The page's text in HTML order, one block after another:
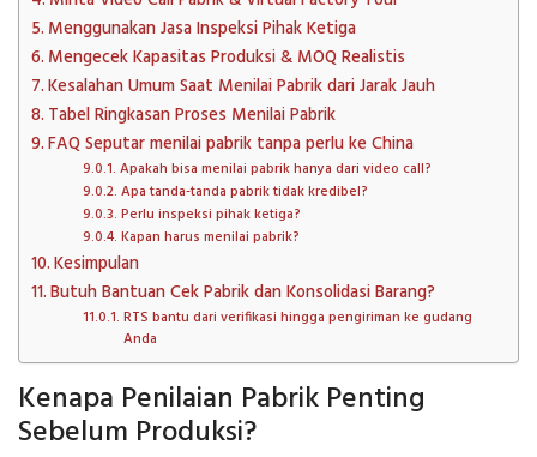
Menggunakan Jasa Inspeksi Pihak Ketiga
Mengecek Kapasitas Produksi & MOQ Realistis
Kesalahan Umum Saat Menilai Pabrik dari Jarak Jauh
Tabel Ringkasan Proses Menilai Pabrik
FAQ Seputar menilai pabrik tanpa perlu ke China
Apakah bisa menilai pabrik hanya dari video call?
Apa tanda-tanda pabrik tidak kredibel?
Perlu inspeksi pihak ketiga?
Kapan harus menilai pabrik?
Kesimpulan
Butuh Bantuan Cek Pabrik dan Konsolidasi Barang?
RTS bantu dari verifikasi hingga pengiriman ke gudang
Anda
Kenapa Penilaian Pabrik Penting
Sebelum Produksi?